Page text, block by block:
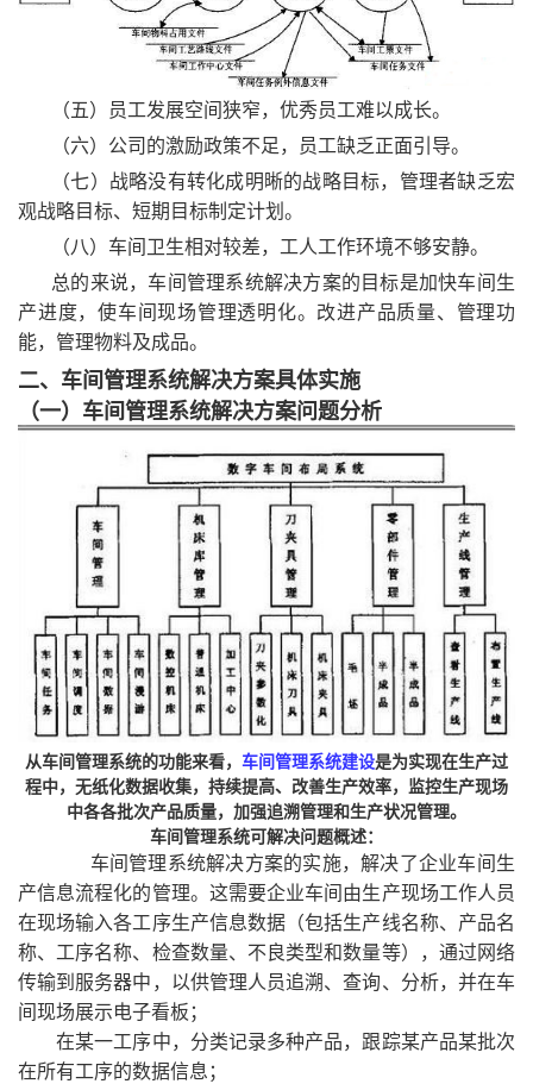
（五）员工发展空间狭窄，优秀员工难以成长。
（六）公司的激励政策不足，员工缺乏正面引导。
（七）战略没有转化成明晰的战略目标，管理者缺乏宏
观战略目标、短期目标制定计划。
（八）车间卫生相对较差，工人工作环境不够安静。
总的来说，车间管理系统解决方案的目标是加快车间生
产进度，使车间现场管理透明化。改进产品质量、管理功
能，管理物料及成品。
二、车间管理系统解决方案具体实施
（一）车间管理系统解决方案问题分析
从车间管理系统的功能来看， 车间管理系统建设是为实现在生产过
程中，无纸化数据收集，持续提高、改善生产效率，监控生产现场
中各各批次产品质量，加强追溯管理和生产状况管理。
车间管理系统可解决问题概述：
车间管理系统解决方案的实施，解决了企业车间生
产信息流程化的管理。这需要企业车间由生产现场工作人员
在现场输入各工序生产信息数据（包括生产线名称、产品名
称、工序名称、检查数量、不良类型和数量等），通过网络
传输到服务器中，以供管理人员追溯、查询、分析，并在车
间现场展示电子看板；
在某一工序中，分类记录多种产品，跟踪某产品某批次
在所有工序的数据信息；